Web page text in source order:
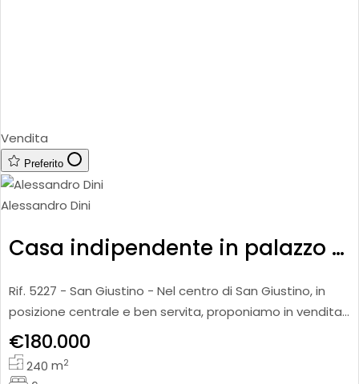
Vendita
Preferito
Alessandro Dini
Casa indipendente in palazzo storico con giardino
Rif. 5227 - San Giustino - Nel centro di San Giustino, in
posizione centrale e ben servita, proponiamo in vendita
casa indipendente inserita in palazzo storico, per una
supe
€180.000
240m2